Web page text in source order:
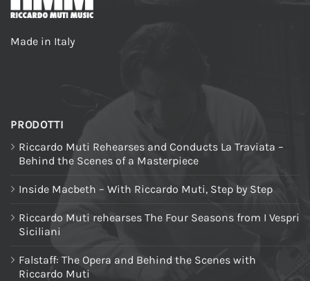
Made in Italy
PRODOTTI
Riccardo Muti Rehearses and Conducts La Traviata –
Behind the Scenes of a Masterpiece
Inside Macbeth – With Riccardo Muti, Step by Step
Riccardo Muti rehearses The Four Seasons from I Vespri
Siciliani
Falstaff: The Opera and Behind the Scenes with
Riccardo Muti